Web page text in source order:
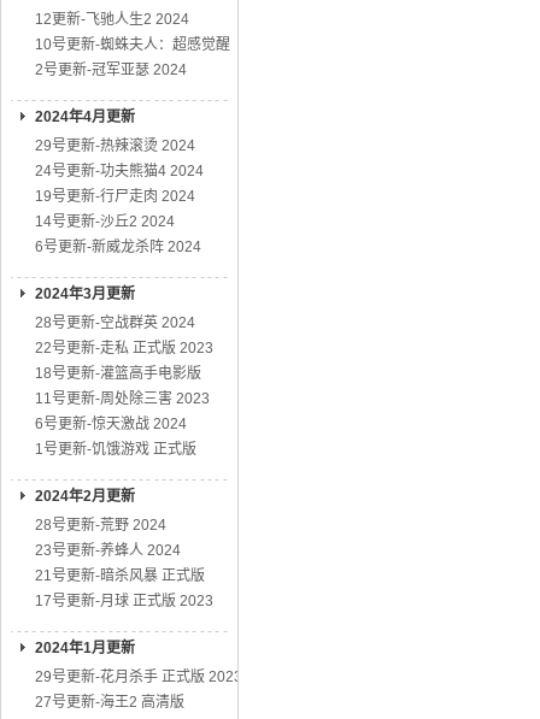
12更新-飞驰人生2 2024
10号更新-蜘蛛夫人：超感觉醒
2号更新-冠军亚瑟 2024
2024年4月更新
29号更新-热辣滚烫 2024
24号更新-功夫熊猫4 2024
19号更新-行尸走肉 2024
14号更新-沙丘2 2024
6号更新-新威龙杀阵 2024
2024年3月更新
28号更新-空战群英 2024
22号更新-走私 正式版 2023
18号更新-灌篮高手电影版
11号更新-周处除三害 2023
6号更新-惊天激战 2024
1号更新-饥饿游戏 正式版
2024年2月更新
28号更新-荒野 2024
23号更新-养蜂人 2024
21号更新-暗杀风暴 正式版
17号更新-月球 正式版 2023
2024年1月更新
29号更新-花月杀手 正式版 2023
27号更新-海王2 高清版